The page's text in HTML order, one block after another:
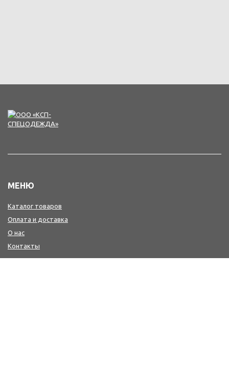
МЕНЮ
Каталог товаров
Оплата и доставка
О нас
Контакты